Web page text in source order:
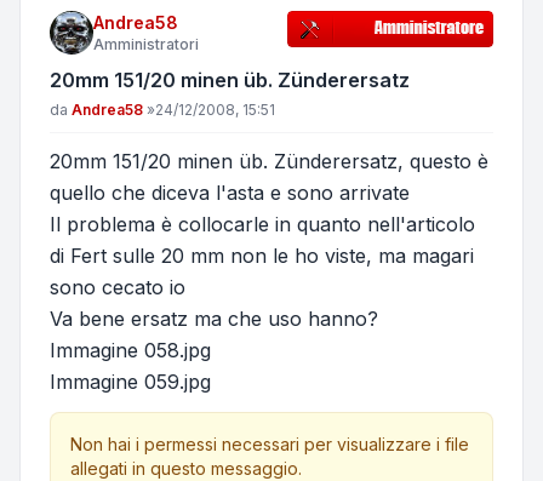
Andrea58
Amministratori
20mm 151/20 minen üb. Zünderersatz
Messaggio
da Andrea58 »24/12/2008, 15:51
20mm 151/20 minen üb. Zünderersatz, questo è
quello che diceva l'asta e sono arrivate
Il problema è collocarle in quanto nell'articolo
di Fert sulle 20 mm non le ho viste, ma magari
sono cecato io
Va bene ersatz ma che uso hanno?
Immagine 058.jpg
Immagine 059.jpg
Non hai i permessi necessari per visualizzare i file
allegati in questo messaggio.